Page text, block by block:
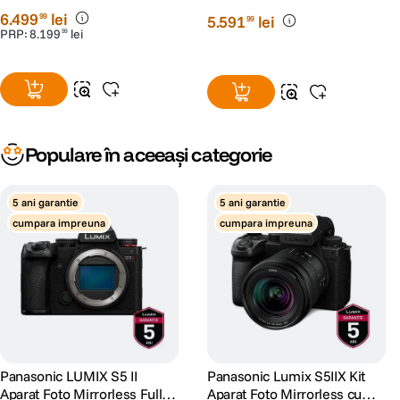
puncte
Cu
cea
mai
6.49999 lei
PRP:8.199 99 lei
5.59199 lei
Populare în aceeași categorie
5 ani garantie
cumpara impreuna
Panasonic LUMIX S5 II
Aparat Foto Mirrorless Full
5 ani garantie
cumpara impreuna
Panasonic Lumix S5IIX Kit
Aparat Foto Mirrorless cu